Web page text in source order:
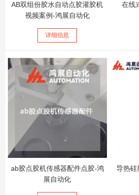
AB双组份胶水自动点胶灌胶机
视频案例-鸿展自动化
详细信息
在线
ab胶点胶机传感器配件点胶-鸿
展自动化
导热硅